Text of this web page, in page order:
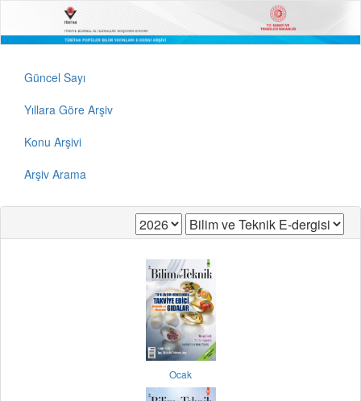
Güncel Sayı
Yıllara Göre Arşiv
Konu Arşivi
Arşiv Arama
Ocak